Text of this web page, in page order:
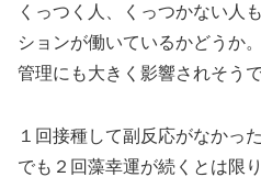
くっつく人、くっつかない人
ションが働いているかどうか
管理にも大きく影響されそうで
１回接種して副反応がなかっ
でも２回藻幸運が続くとは限